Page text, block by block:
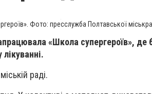
Фото: пресслужба Полтавської
«Школа супергероїв», де
раді.